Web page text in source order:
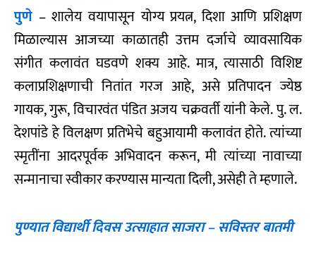
पुणे – शालेय वयापासून योग्य प्रयत्न, दिशा आणि प्रशिक्षण
मिळाल्यास आजच्या काळातही उत्तम दर्जाचे व्यावसायिक
संगीत कलावंत घडवणे शक्य आहे. मात्र, त्यासाठी विशिष्ट
कलाप्रशिक्षणाची नितांत गरज आहे, असे प्रतिपादन ज्येष्ठ
गायक, गुरू, विचारवंत पंडित अजय चक्रवर्ती यांनी केले. पु. ल.
देशपांडे हे विलक्षण प्रतिभेचे बहुआयामी कलावंत होते. त्यांच्या
स्मृतींना आदरपूर्वक अभिवादन करून, मी त्यांच्या नावाच्या
सन्मानाचा स्वीकार करण्यास मान्यता दिली, असेही ते म्हणाले.
पुण्यात विद्यार्थी दिवस उत्साहात साजरा – सविस्तर बातमी